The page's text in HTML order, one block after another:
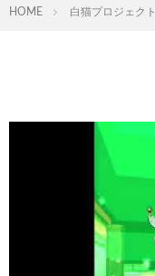
HOME 白猫プロジェクト